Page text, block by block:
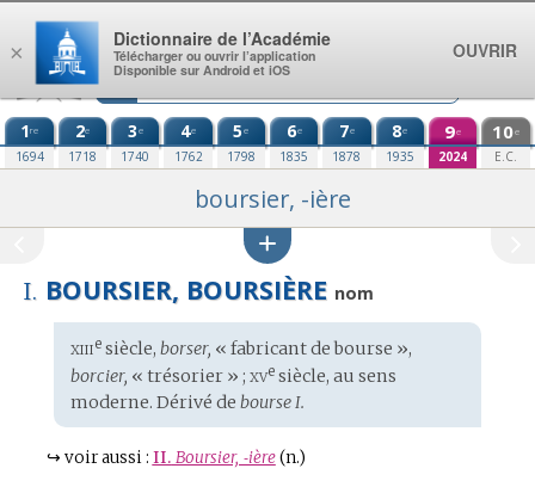
Aller au contenu
1re
1694
2e
1718
3e
1740
4e
1762
5e
1798
6e
1835
7e
1878
8e
1935
9e
2024
10e
E.C.
boursier, -ière
I. BOURSIER, BOURSIÈRE nom
Étymologie
:
xiiiesiècle, borser, « fabricant de bourse »,
borcier, « trésorier » ; xvesiècle, au sens
moderne. Dérivé de bourse I.
↪ voir aussi : II. Boursier, ‑ière (n.)
×
Dictionnaire de l’Académie
Télécharger ou ouvrir l’application
Disponible sur Android et iOS
OUVRIR